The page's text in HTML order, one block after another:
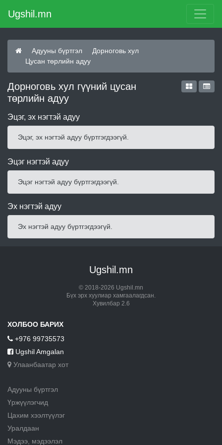
Ugshil.mn
Адууны бүртгэл
Дорноговь хул
Цусан төрлийн адуу
Дорноговь хул гүүний цусан
төрлийн адуу
Эцэг, эх нэгтэй адуу
Эцэг, эх нэгтэй адуу бүртгэгдээгүй.
Эцэг нэгтэй адуу
Эцэг нэгтэй адуу бүртгэгдээгүй.
Эх нэгтэй адуу
Эх нэгтэй адуу бүртгэгдээгүй.
Ugshil.mn
© 2018-2026 Ugshil.mn
Бүх эрх хуулиар хамгаалагдсан.
Хувилбар 2.6
ХОЛБОО БАРИХ
+976 99735573
Ugshil Amgalan
Улаанбаатар хот
Адууны бүртгэл
Үржүүлэгчид
Цахим хээлтүүлэг
Уралдаан
Мэдээ, мэдээлэл